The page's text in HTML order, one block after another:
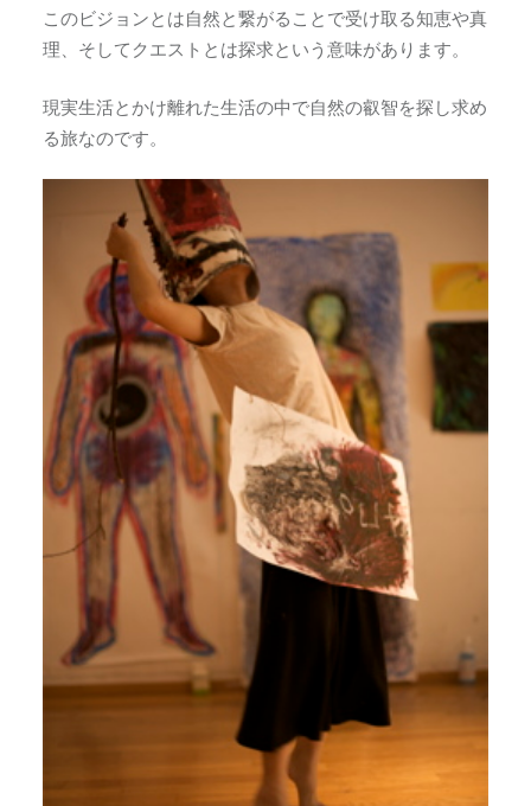
このビジョンとは自然と繋がることで受け取る知恵や真
理、そしてクエストとは探求という意味があります。
現実生活とかけ離れた生活の中で自然の叡智を探し求め
る旅なのです。